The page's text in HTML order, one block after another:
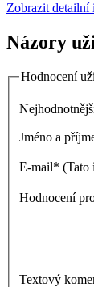
Zobrazit detailní
Názory
Hodnocení
Jméno a
E-mail* (Tato
Hodnocení
Textový